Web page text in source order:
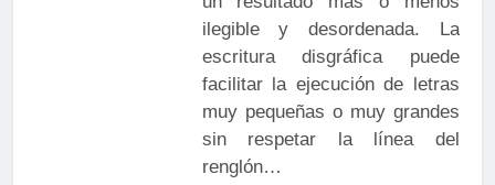
ilegible y desordenada. La
escritura disgráfica puede
facilitar la ejecución de letras
muy pequeñas o muy grandes
sin respetar la línea del
renglón…